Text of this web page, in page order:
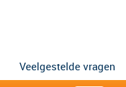
Veelgestelde vragen